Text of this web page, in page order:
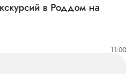
в Роддом на
11:00